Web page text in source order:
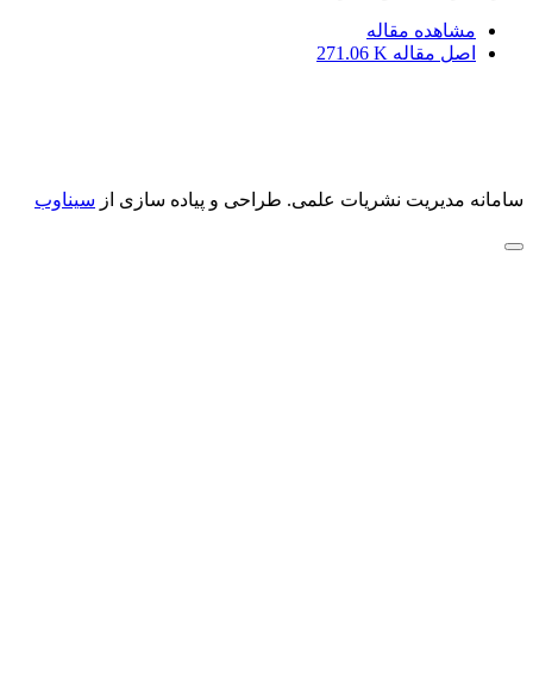
مشاهده مقاله
اصل مقاله 271.06 K
سامانه مدیریت نشریات علمی. طراحی و پیاده سازی از سیناوب